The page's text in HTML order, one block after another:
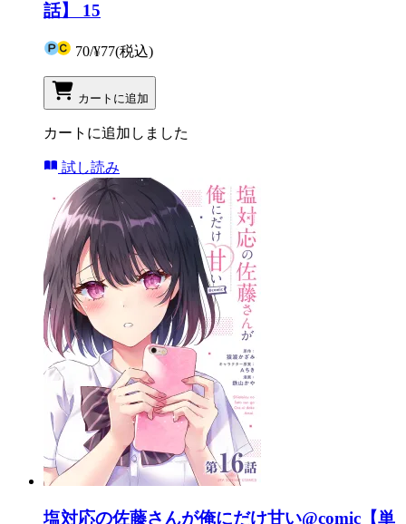
話】 15
70/¥77(税込)
カートに追加
カートに追加しました
試し読み
塩対応の佐藤さんが俺にだけ甘い@comic【単